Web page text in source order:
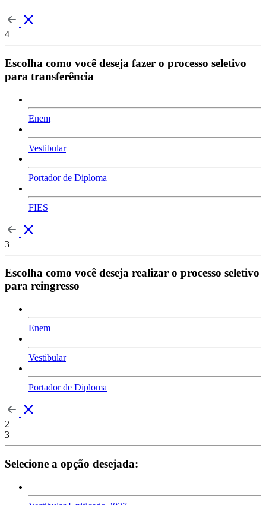
4
Escolha como você deseja fazer o processo seletivo
para transferência
Enem
Vestibular
Portador de Diploma
FIES
3
Escolha como você deseja realizar o processo seletivo
para reingresso
Enem
Vestibular
Portador de Diploma
2
3
Selecione a opção desejada: